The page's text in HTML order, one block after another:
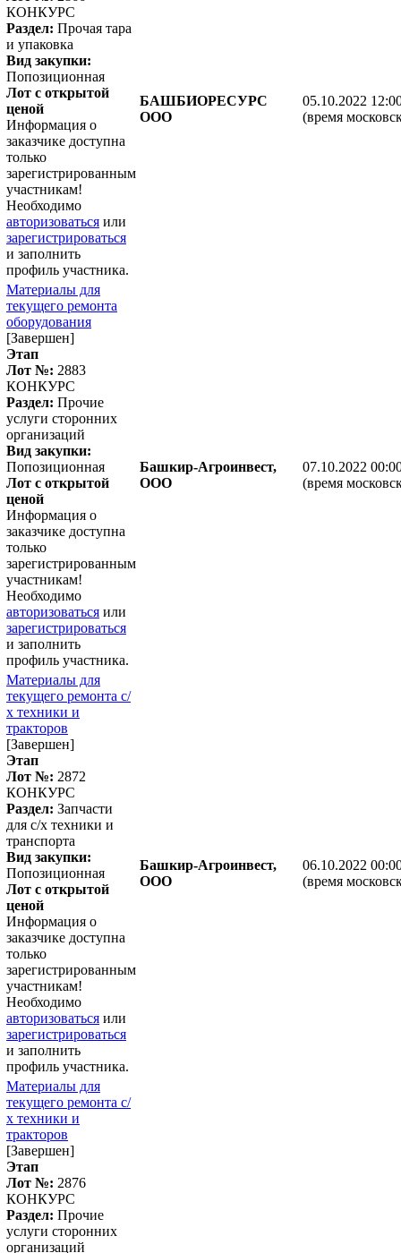
КОНКУРС
Раздел: Прочая тара
и упаковка
Вид закупки:
Попозиционная
Лот с открытой
ценой
Информация о
заказчике доступна
только
зарегистрированным
участникам!
Необходимо
авторизоваться или
зарегистрироваться
и заполнить
профиль участника.
БАШБИОРЕСУРС
ООО
05.10.2022
(время
Материалы для
текущего ремонта
оборудования
[Завершен]
Этап
Лот №: 2883
КОНКУРС
Раздел: Прочие
услуги сторонних
организаций
Вид закупки:
Попозиционная
Лот с открытой
ценой
Информация о
заказчике доступна
только
зарегистрированным
участникам!
Необходимо
авторизоваться или
зарегистрироваться
и заполнить
профиль участника.
Башкир-Агроинвест,
ООО
07.10.2022
(время
Материалы для
текущего ремонта с/
х техники и
тракторов
[Завершен]
Этап
Лот №: 2872
КОНКУРС
Раздел: Запчасти
для с/х техники и
транспорта
Вид закупки:
Попозиционная
Лот с открытой
ценой
Информация о
заказчике доступна
только
зарегистрированным
участникам!
Необходимо
авторизоваться или
зарегистрироваться
и заполнить
профиль участника.
Башкир-Агроинвест,
ООО
06.10.2022
(время
Материалы для
текущего ремонта с/
х техники и
тракторов
[Завершен]
Этап
Лот №: 2876
КОНКУРС
Раздел: Прочие
услуги сторонних
организаций